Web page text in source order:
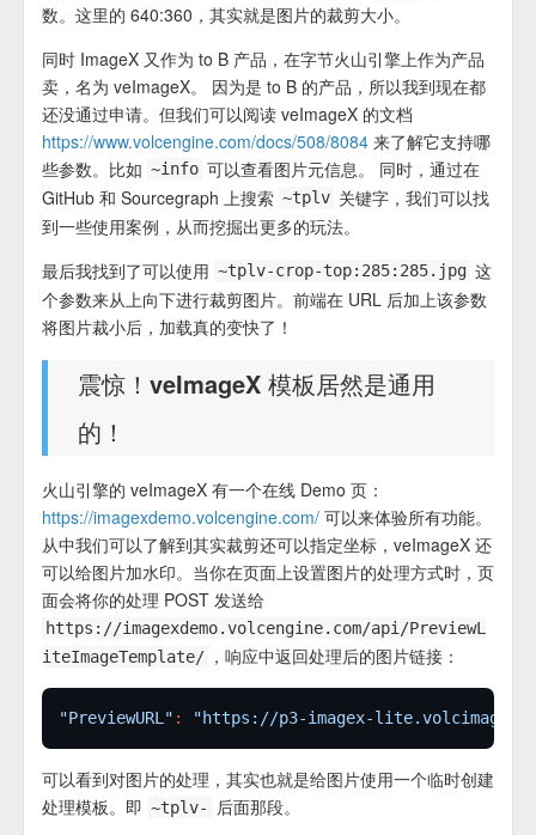
数。这里的 640:360，其实就是图片的裁剪大小。
同时 ImageX 又作为 to B 产品，在字节火山引擎上作为产品
卖，名为 veImageX。 因为是 to B 的产品，所以我到现在都
还没通过申请。但我们可以阅读 veImageX 的文档
https://www.volcengine.com/docs/508/8084 来了解它支持哪
些参数。比如 ~info 可以查看图片元信息。 同时，通过在
GitHub 和 Sourcegraph 上搜索 ~tplv 关键字，我们可以找
到一些使用案例，从而挖掘出更多的玩法。
最后我找到了可以使用 ~tplv-crop-top:285:285.jpg 这
个参数来从上向下进行裁剪图片。前端在 URL 后加上该参数
将图片裁小后，加载真的变快了！
震惊！veImageX 模板居然是通用
的！
火山引擎的 veImageX 有一个在线 Demo 页：
https://imagexdemo.volcengine.com/ 可以来体验所有功能。
从中我们可以了解到其实裁剪还可以指定坐标，veImageX 还
可以给图片加水印。当你在页面上设置图片的处理方式时，页
面会将你的处理 POST 发送给
https://imagexdemo.volcengine.com/api/PreviewL
iteImageTemplate/ ，响应中返回处理后的图片链接：
"PreviewURL" : "https://p3-imagex-
可以看到对图片的处理，其实也就是给图片使用一个临时创建
处理模板。即 ~tplv-
后面那段。